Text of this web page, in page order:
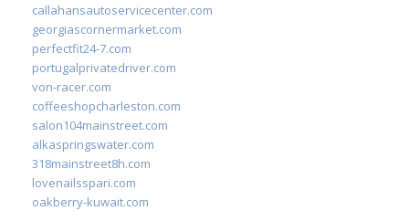
callahansautoservicecenter.com
georgiascornermarket.com
perfectfit24-7.com
portugalprivatedriver.com
von-racer.com
coffeeshopcharleston.com
salon104mainstreet.com
alkaspringswater.com
318mainstreet8h.com
lovenailsspari.com
oakberry-kuwait.com